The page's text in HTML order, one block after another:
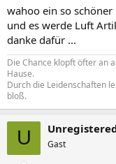
wahoo ein so
und es werde Luft
danke dafür ...
Die Chance klopft öfter an
Hause.
Durch die Leidenschaften
bloß.
U Gast